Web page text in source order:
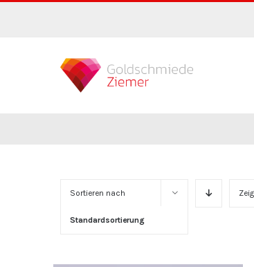
Sortieren nach
Standardsortierung